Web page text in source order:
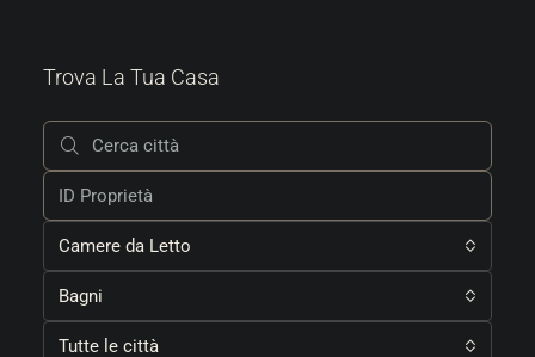
Trova La Tua Casa
Camere da Letto
Bagni
Tutte le città